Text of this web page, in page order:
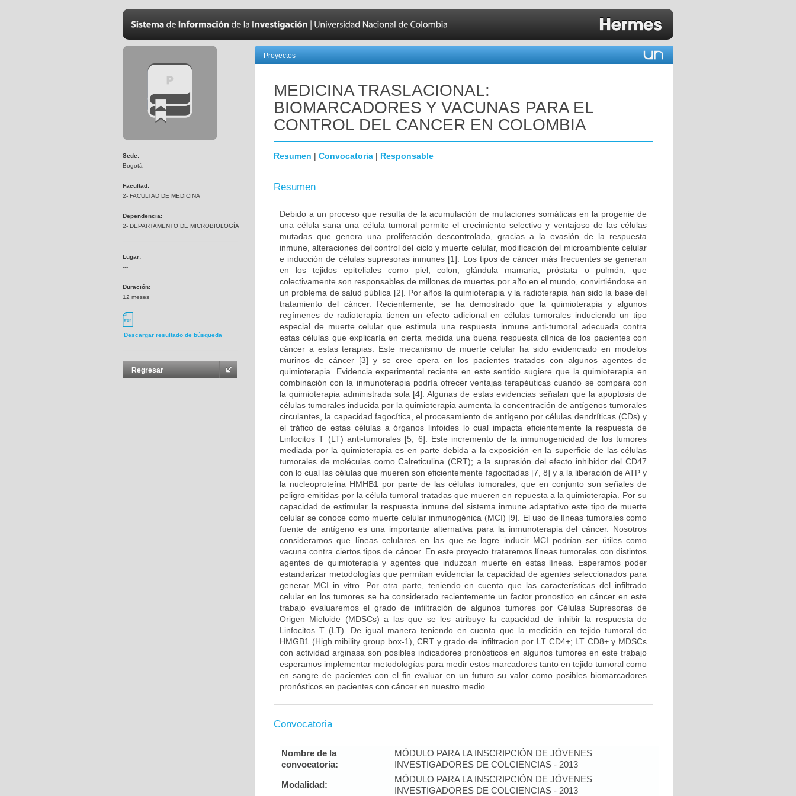
Sede:
Bogotá
Facultad:
2- FACULTAD DE MEDICINA
Dependencia:
2- DEPARTAMENTO DE MICROBIOLOGÍA
Lugar:
---
Duración:
12 meses
Descargar resultado de búsqueda
Regresar
Proyectos
MEDICINA TRASLACIONAL:
BIOMARCADORES Y VACUNAS PARA EL
CONTROL DEL CANCER EN COLOMBIA
Resumen | Convocatoria | Responsable
Resumen
Debido a un proceso que resulta de la acumulación de mutaciones somáticas en la progenie de
una célula sana una célula tumoral permite el crecimiento selectivo y ventajoso de las células
mutadas que genera una proliferación descontrolada, gracias a la evasión de la respuesta
inmune, alteraciones del control del ciclo y muerte celular, modificación del microambiente celular
e inducción de células supresoras inmunes [1]. Los tipos de cáncer más frecuentes se generan
en los tejidos epiteliales como piel, colon, glándula mamaria, próstata o pulmón, que
colectivamente son responsables de millones de muertes por año en el mundo, convirtiéndose en
un problema de salud pública [2]. Por años la quimioterapia y la radioterapia han sido la base del
tratamiento del cáncer. Recientemente, se ha demostrado que la quimioterapia y algunos
regímenes de radioterapia tienen un efecto adicional en células tumorales induciendo un tipo
especial de muerte celular que estimula una respuesta inmune anti-tumoral adecuada contra
estas células que explicaría en cierta medida una buena respuesta clínica de los pacientes con
cáncer a estas terapias. Este mecanismo de muerte celular ha sido evidenciado en modelos
murinos de cáncer [3] y se cree opera en los pacientes tratados con algunos agentes de
quimioterapia. Evidencia experimental reciente en este sentido sugiere que la quimioterapia en
combinación con la inmunoterapia podría ofrecer ventajas terapéuticas cuando se compara con
la quimioterapia administrada sola [4]. Algunas de estas evidencias señalan que la apoptosis de
células tumorales inducida por la quimioterapia aumenta la concentración de antígenos tumorales
circulantes, la capacidad fagocítica, el procesamiento de antígeno por células dendríticas (CDs) y
el tráfico de estas células a órganos linfoides lo cual impacta eficientemente la respuesta de
Linfocitos T (LT) anti-tumorales [5, 6]. Este incremento de la inmunogenicidad de los tumores
mediada por la quimioterapia es en parte debida a la exposición en la superficie de las células
tumorales de moléculas como Calreticulina (CRT); a la supresión del efecto inhibidor del CD47
con lo cual las células que mueren son eficientemente fagocitadas [7, 8] y a la liberación de ATP y
la nucleoproteína HMHB1 por parte de las células tumorales, que en conjunto son señales de
peligro emitidas por la célula tumoral tratadas que mueren en repuesta a la quimioterapia. Por su
capacidad de estimular la respuesta inmune del sistema inmune adaptativo este tipo de muerte
celular se conoce como muerte celular inmunogénica (MCI) [9]. El uso de líneas tumorales como
fuente de antígeno es una importante alternativa para la inmunoterapia del cáncer. Nosotros
consideramos que líneas celulares en las que se logre inducir MCI podrían ser útiles como
vacuna contra ciertos tipos de cáncer. En este proyecto trataremos líneas tumorales con distintos
agentes de quimioterapia y agentes que induzcan muerte en estas líneas. Esperamos poder
estandarizar metodologías que permitan evidenciar la capacidad de agentes seleccionados para
generar MCI in vitro. Por otra parte, teniendo en cuenta que las características del infiltrado
celular en los tumores se ha considerado recientemente un factor pronostico en cáncer en este
trabajo evaluaremos el grado de infiltración de algunos tumores por Células Supresoras de
Origen Mieloide (MDSCs) a las que se les atribuye la capacidad de inhibir la respuesta de
Linfocitos T (LT). De igual manera teniendo en cuenta que la medición en tejido tumoral de
HMGB1 (High mibility group box-1), CRT y grado de infiltracion por LT CD4+; LT CD8+ y MDSCs
con actividad arginasa son posibles indicadores pronósticos en algunos tumores en este trabajo
esperamos implementar metodologías para medir estos marcadores tanto en tejido tumoral como
en sangre de pacientes con el fin evaluar en un futuro su valor como posibles biomarcadores
pronósticos en pacientes con cáncer en nuestro medio.
Convocatoria
Nombre de la
convocatoria:
MÓDULO PARA LA INSCRIPCIÓN DE JÓVENES
INVESTIGADORES DE COLCIENCIAS - 2013
Modalidad:
MÓDULO PARA LA INSCRIPCIÓN DE JÓVENES
INVESTIGADORES DE COLCIENCIAS - 2013